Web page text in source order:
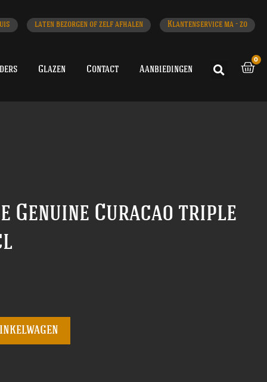
laten bezorgen of zelf afhalen Klantenservice ma - zo
Glazen Contact Aanbiedingen
0
Genuine Curacao triple